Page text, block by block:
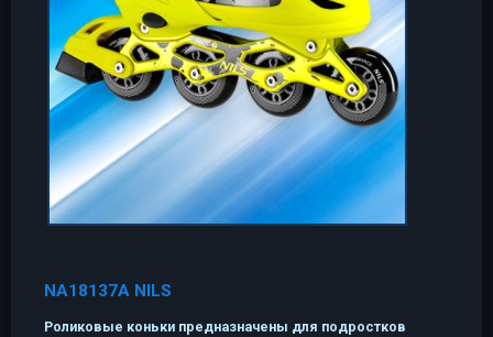
NA18137A NILS
Роликовые коньки предназначены для подростков